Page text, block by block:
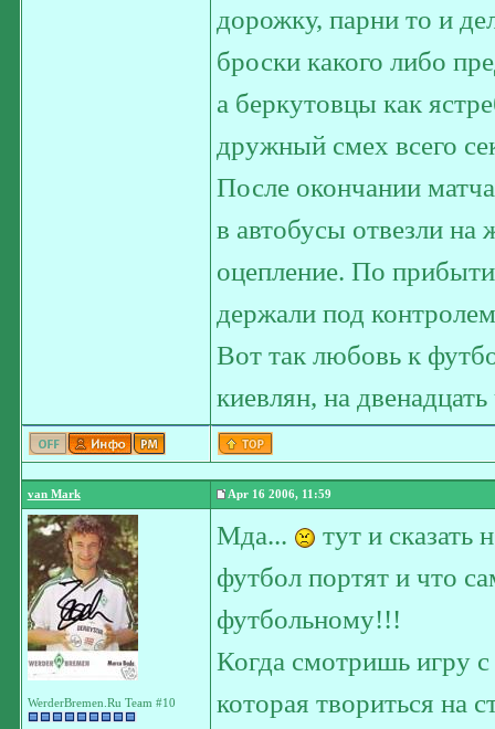
дорожку, парни то и
броски какого либо
а беркутовцы как
дружный смех всего
После окончании
в автобусы отвезли на
оцепление. По
держали под
Вот так любовь к
киевлян, на
van Mark Apr 16 2006, 11:59
WerderBremen.Ru Team #10
Мда...
тут и сказать
футбол портят и что
футбольному!!!
Когда смотришь игру с
которая твориться на